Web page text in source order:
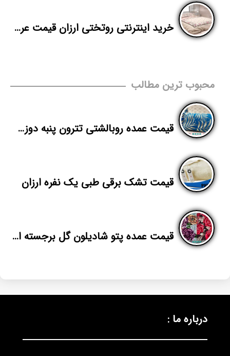
خرید اینترنتی روتختی ارزان قیمت عروس
محبوب ترین مطالب
قیمت عمده روبالشتی تترون پنبه دوزی صادراتی
قیمت تشک برقی طبی یک نفره ارزان
قیمت عمده پتو شادیلون گل برجسته از کارخانه
درباره ما :